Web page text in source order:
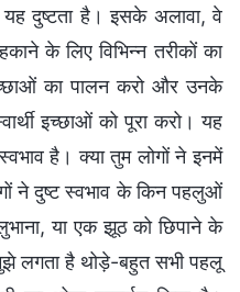
दुष्टता है। इसके अलावा, वे
के लिए विभिन्न तरीकों का
का पालन करो और उनके
इच्छाओं को पूरा करो। यह
है। क्या तुम लोगों ने इनमें
ने दुष्ट स्वभाव के किन पहलुओं
या एक झूठ को छिपाने के
लगता है थोड़े-बहुत सभी पहलू